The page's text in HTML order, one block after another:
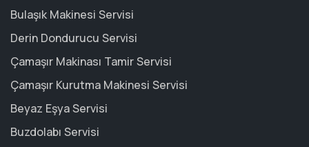
Bulaşık Makinesi Servisi
Derin Dondurucu Servisi
Çamaşır Makinası Tamir Servisi
Çamaşır Kurutma Makinesi Servisi
Beyaz Eşya Servisi
Buzdolabı Servisi